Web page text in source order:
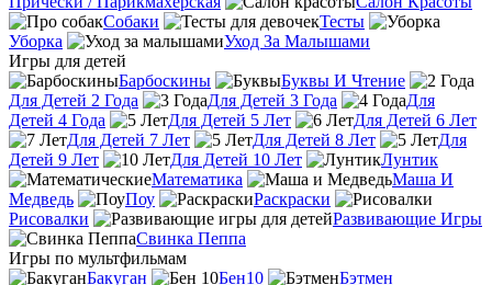
Собаки
Тесты
Уборка
Уход За Малышами
Игры для детей
Барбоскины
Буквы И Чтение
Для Детей 2 Года
Для Детей 3 Года
Для
Детей 4 Года
Для Детей 5 Лет
Для Детей 6 Лет
Для Детей 7 Лет
Для Детей 8 Лет
Для
Детей 9 Лет
Для Детей 10 Лет
Лунтик
Математика
Маша И
Медведь
Поу
Раскраски
Рисовалки
Развивающие Игры
Свинка Пеппа
Игры по мультфильмам
Бакуган
Бен10
Бэтмен